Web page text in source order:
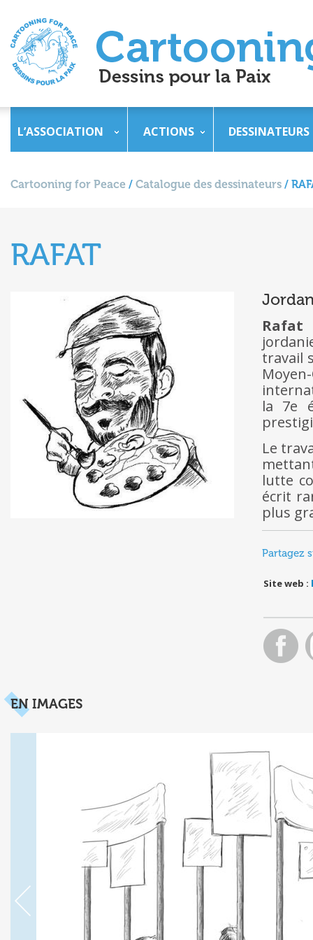
L’ASSOCIATION ACTIONS DESSINATEURS
Cartooning for Peace / Catalogue des dessinateurs /
RAFAT
Rafat
travail
la 7e
Le
lutte
écrit
plus
Partagez
Site web :
EN IMAGES